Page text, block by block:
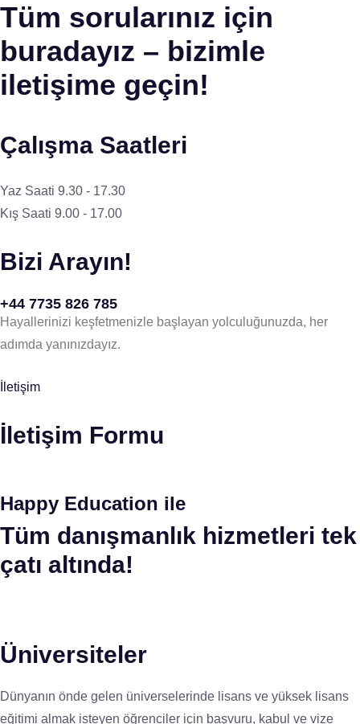
Tüm sorularınız için
buradayız – bizimle
iletişime geçin!
Çalışma Saatleri
Yaz Saati 9.30 - 17.30
Kış Saati 9.00 - 17.00
Bizi Arayın!
+44 7735 826 785
Hayallerinizi keşfetmenizle başlayan yolculuğunuzda, her
adımda yanınızdayız.
İletişim
İletişim Formu
Happy Education ile
Tüm danışmanlık hizmetleri tek
çatı altında!
Üniversiteler
Dünyanın önde gelen üniverselerinde lisans ve yüksek lisans
eğitimi almak isteyen öğrenciler için başvuru, kabul ve vize